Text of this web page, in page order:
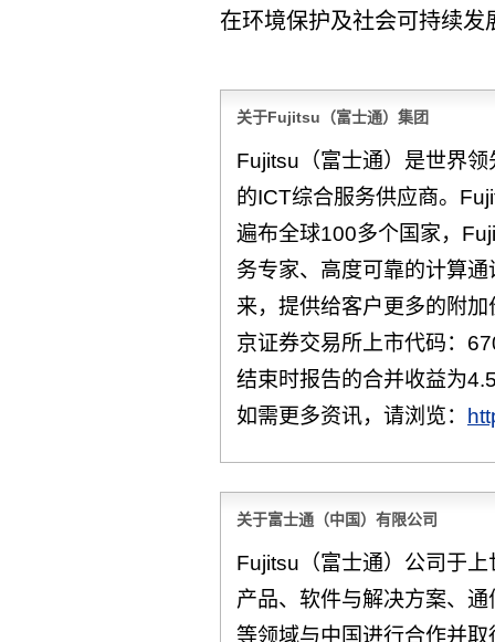
在环境保护及社会可持续发
关于Fujitsu（富士通）集团
Fujitsu（富士通）是世界
的ICT综合服务供应商。
遍布全球100多个国家，
务专家、高度可靠的计算
来，提供给客户更多的附
京证券交易所上市代码：
结束时报告的合并收益为
如需更多资讯，请浏览：
关于富士通（中国）有限公司
Fujitsu（富士通）公司于
产品、软件与解决方案、
等领域与中国进行合作并